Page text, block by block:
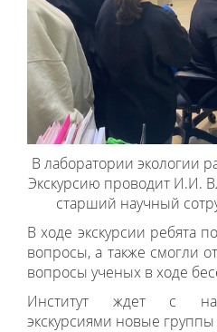
В лаборатории экологии
Экскурсию проводит И.И.
старший научный
В ходе экскурсии ребята
вопросы, а также смогли
вопросы ученых в ходе
Институт ждет с
экскурсиями новые